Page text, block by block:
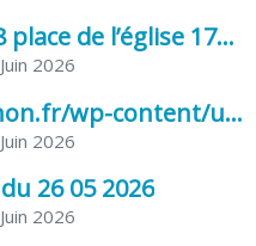
Arrêté de voirie 8 place de l’église 17170 Benon
2026
https://www.benon.fr/wp-content/uploads/2026/06/AR-Voirie-Chemin-de-Lafond-du-26-05-2026.pdf
2026
26 05 2026
2026